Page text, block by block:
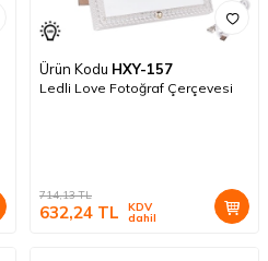
Ürün Kodu HXY-157
Ledli Love Fotoğraf Çerçevesi
714,13TL
632,24 TL KDV
dahil